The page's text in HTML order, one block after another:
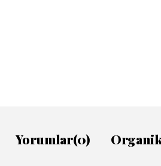
Yorumlar(0)